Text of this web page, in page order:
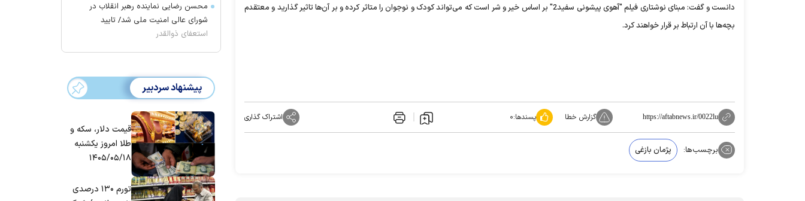
دانست و گفت: مبنای نوشتاری فیلم "آهوی پیشونی سفید2" بر اساس خیر و شر است که می‌تواند کودک و نوجوان را متاثر کرده و بر آن‌ها تاثیر ‌گذارید و معتقدم
بچه‌ها با آن ارتباط بر قرار خواهند کرد.
https://aftabnews.ir/0022lu گزارش خطا پسندها:۰ اشتراک گذاری
برچسب‌ها: پژمان بازغی
محسن رضایی نماینده رهبر انقلاب در
شورای عالی امنیت ملی شد/ تایید
استعفای ذوالقدر
پیشنهاد سردبیر
قیمت دلار، سکه و
طلا امروز یکشنبه
۱۴۰۵/۰۵/۱۸
تورم ۱۳۰ درصدی